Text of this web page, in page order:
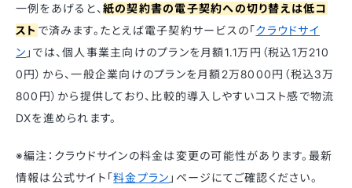
一例をあげると、 紙の契約書の電子契約への切り替えは低コ
スト で済みます。たとえば電子契約サービスの「クラウドサイ
ン 」では、個人事業主向けのプランを月額1.1万円（税込1万210
0円）から、一般企業向けのプランを月額2万8000円（税込3万
800円）から提供しており、比較的導入しやすいコスト感で物流
DXを進められます。
※編注：クラウドサインの料金は変更の可能性があります。最新
情報は公式サイト「料金プラン 」ページにてご確認ください。